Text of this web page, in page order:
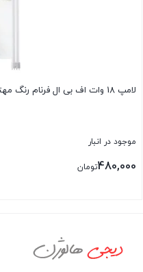
لامپ 18 وات اف بی ال فرنام رنگ مهتابی
موجود در انبار
480,000تومان